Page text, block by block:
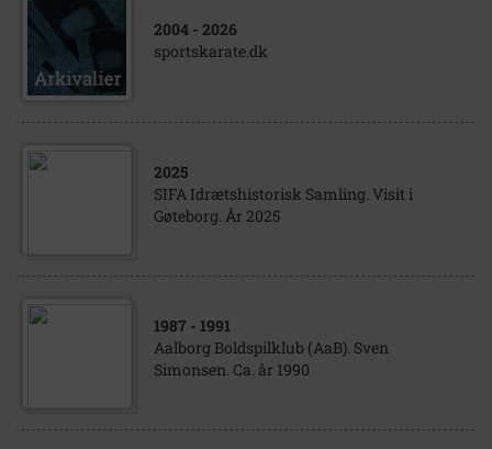
2004 - 2026
sportskarate.dk
2025
SIFA Idrætshistorisk Samling. Visit i
Gøteborg. År 2025
1987 - 1991
Aalborg Boldspilklub (AaB). Sven
Simonsen. Ca. år 1990